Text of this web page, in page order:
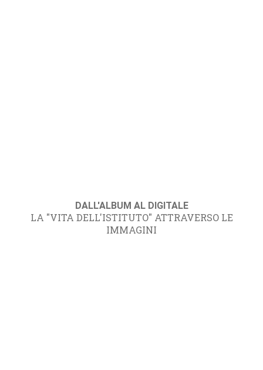
DALL'ALBUM AL DIGITALE
LA "VITA DELL'ISTITUTO" ATTRAVERSO LE
IMMAGINI